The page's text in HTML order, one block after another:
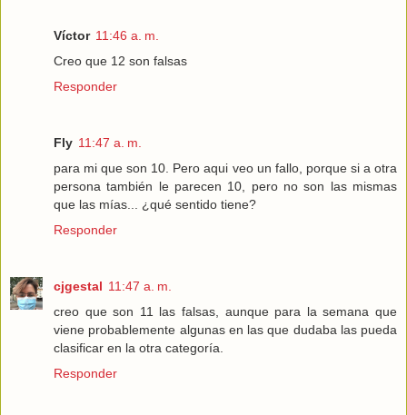
Víctor 11:46 a. m.
Creo que 12 son falsas
Responder
Fly 11:47 a. m.
para mi que son 10. Pero aqui veo un fallo, porque si a otra
persona también le parecen 10, pero no son las mismas
que las mías... ¿qué sentido tiene?
Responder
cjgestal 11:47 a. m.
creo que son 11 las falsas, aunque para la semana que
viene probablemente algunas en las que dudaba las pueda
clasificar en la otra categoría.
Responder